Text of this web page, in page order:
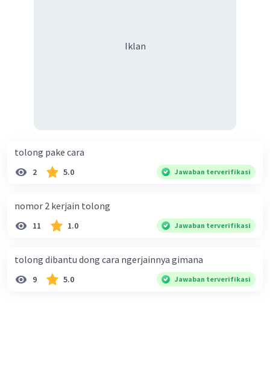
Iklan
tolong pake cara
2 5.0 Jawaban terverifikasi
nomor 2 kerjain tolong
11 1.0 Jawaban terverifikasi
tolong dibantu dong cara ngerjainnya gimana
9 5.0 Jawaban terverifikasi